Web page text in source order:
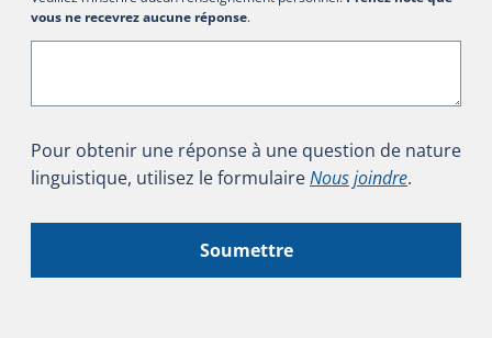
vous ne recevrez aucune réponse.
Pour obtenir une réponse à une question de nature
linguistique, utilisez le formulaireNous joindre.
Soumettre